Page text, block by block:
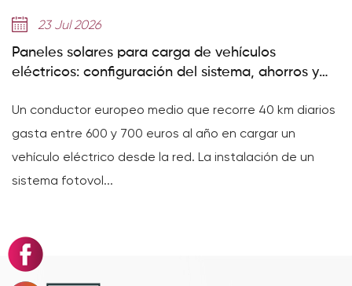
23 Jul 2026
solares para carga de vehículos
configuración del sistema, ahorros y
conductor europeo medio que recorre 40 km diarios
entre 600 y 700 euros al año en cargar un
eléctrico desde la red. La instalación de un
fotovol...